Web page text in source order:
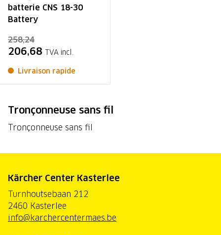
batterie CNS 18-30
Battery
258,24
206,68 TVA incl.
Livraison rapide
Tronçonneuse sans fil
Tronçonneuse sans fil
Kärcher Center Kasterlee
Turnhoutsebaan 212
2460 Kasterlee
info@karchercentermaes.be